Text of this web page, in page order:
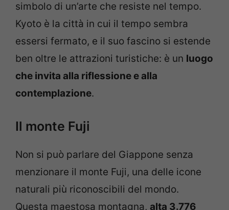
simbolo di un’arte che resiste nel tempo.
Kyoto è la città in cui il tempo sembra
essersi fermato, e il suo fascino si estende
ben oltre le attrazioni turistiche: è un luogo
che invita alla riflessione e alla
contemplazione.
Il monte Fuji
Non si può parlare del Giappone senza
menzionare il monte Fuji, una delle icone
naturali più riconoscibili del mondo.
Questa maestosa montagna, alta 3.776